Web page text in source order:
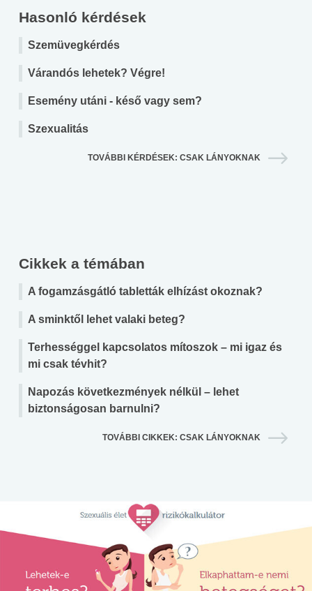
Hasonló kérdések
Szemüvegkérdés
Várandós lehetek? Végre!
Esemény utáni - késő vagy sem?
Szexualitás
TOVÁBBI KÉRDÉSEK: CSAK LÁNYOKNAK
Cikkek a témában
A fogamzásgátló tabletták elhízást okoznak?
A sminktől lehet valaki beteg?
Terhességgel kapcsolatos mítoszok – mi igaz és
mi csak tévhit?
Napozás következmények nélkül – lehet
biztonságosan barnulni?
TOVÁBBI CIKKEK: CSAK LÁNYOKNAK